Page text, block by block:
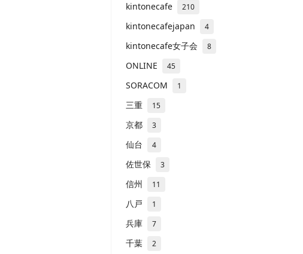
kintonecafe 210
kintonecafejapan 4
kintonecafe女子会 8
ONLINE 45
SORACOM 1
三重 15
京都 3
仙台 4
佐世保 3
信州 11
八戸 1
兵庫 7
千葉 2